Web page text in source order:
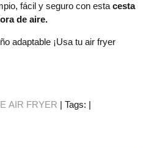
fácil y seguro con esta cesta
de aire.
adaptable ¡Usa tu air fryer
AIR FRYER | Tags: |